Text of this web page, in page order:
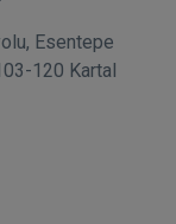
Esentepe
120 Kartal